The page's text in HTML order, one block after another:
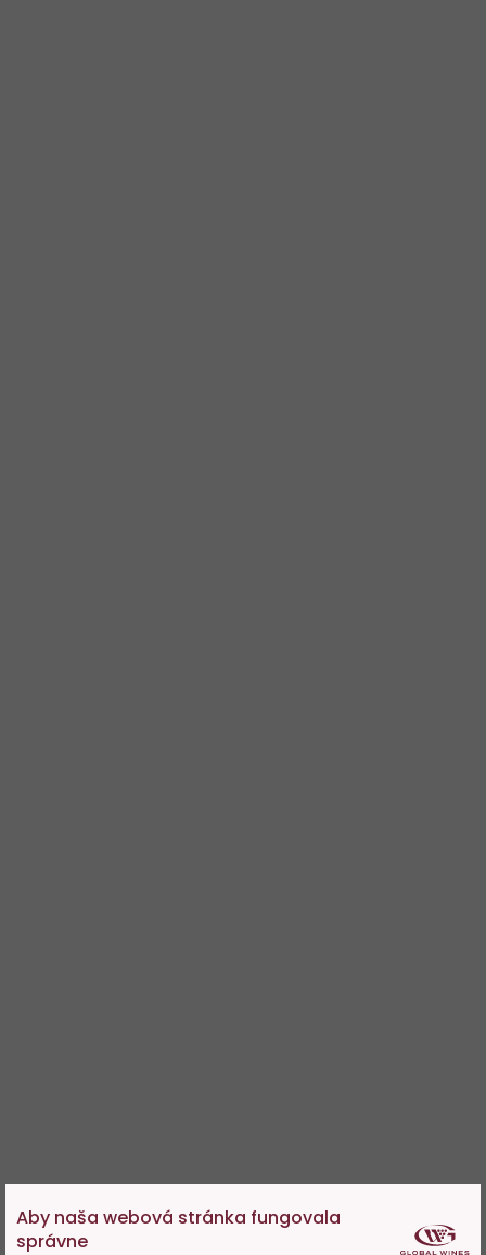
Aby naša webová stránka fungovala
správne